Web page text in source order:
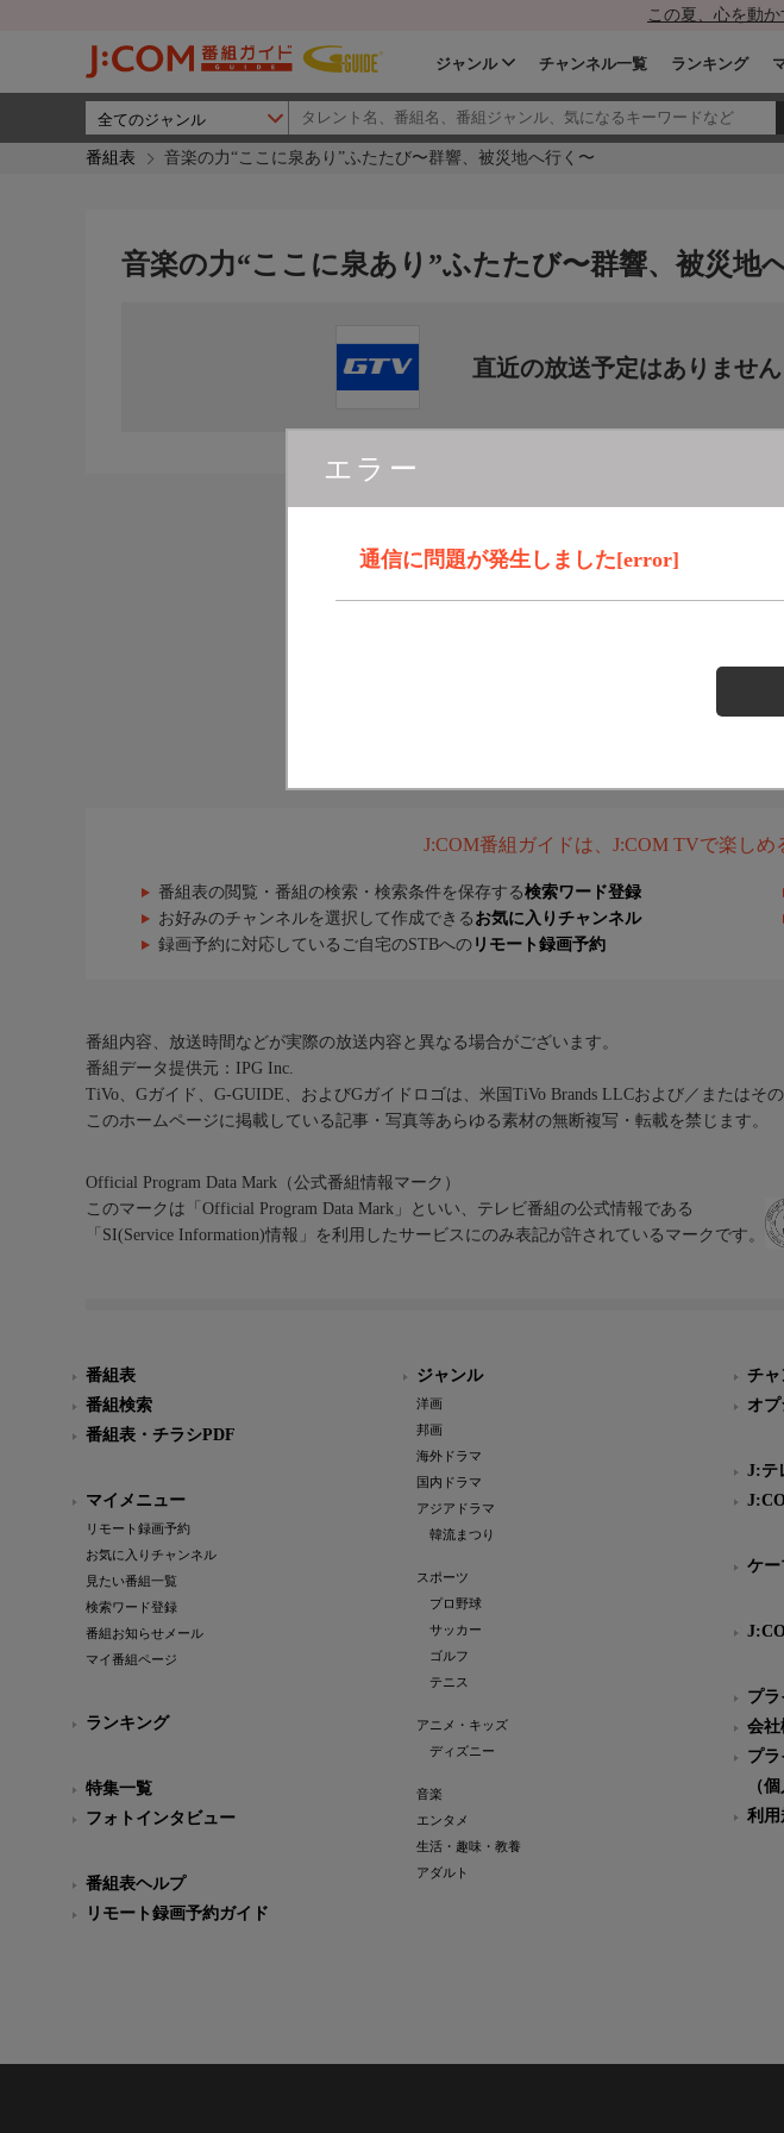
この夏、心を動
ジャンル チャンネル一覧 ランキング
番組表 音楽の力“ここに泉あり”ふたたび〜群響、被災地へ行く〜
エラー
通信に問題が発生しました[error]
音楽の力“ここに泉あり”ふたたび〜群響、被災地
直近の放送予定はありません
J:COM番組ガイドは、J:COM TVで楽し
番組表の閲覧・番組の検索・検索条件を保存する検索ワード登録
お好みのチャンネルを選択して作成できる お気に入りチャンネル
録画予約に対応しているご自宅のSTBへの リモート録画予約
番組内容、放送時間などが実際の放送内容と異なる場合がございます。
番組データ提供元：IPG Inc.
TiVo、Gガイド、G-GUIDE、およびGガイドロゴは、米国TiVo Brands LLCおよび／またはそ
このホームページに掲載している記事・写真等あらゆる素材の無断複写・転載を禁じます。
Official Program Data Mark（公式番組情報マーク）
このマークは「Official Program Data Mark」といい、テレビ番組の公式情報である
「SI(Service Information)情報」を利用したサービスにのみ表記が許されているマークです。
番組表
番組検索
番組表・チラシPDF
マイメニュー
リモート録画予約
お気に入りチャンネル
見たい番組一覧
検索ワード登録
番組お知らせメール
マイ番組ページ
ランキング
特集一覧
フォトインタビュー
番組表ヘルプ
リモート録画予約ガイド
ジャンル
洋画
邦画
海外ドラマ
国内ドラマ
アジアドラマ
韓流まつり
スポーツ
プロ野球
サッカー
ゴルフ
テニス
アニメ・キッズ
ディズニー
音楽
エンタメ
生活・趣味・教養
アダルト
チャ
オ
J:テ
ケ
プ
会社
プ
（
利用